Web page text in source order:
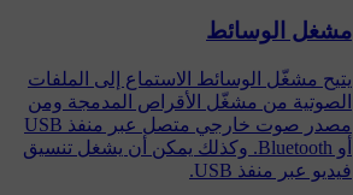
مشغل الوسائط
يتيح مشغّل الوسائط الاستماع إلى الملفات
الصوتية من مشغّل الأقراص المدمجة ومن
مصدر صوت خارجي متصل عبر منفذ USB
أو Bluetooth. وكذلك يمكن أن يشغل تنسيق
فيديو عبر منفذ USB.